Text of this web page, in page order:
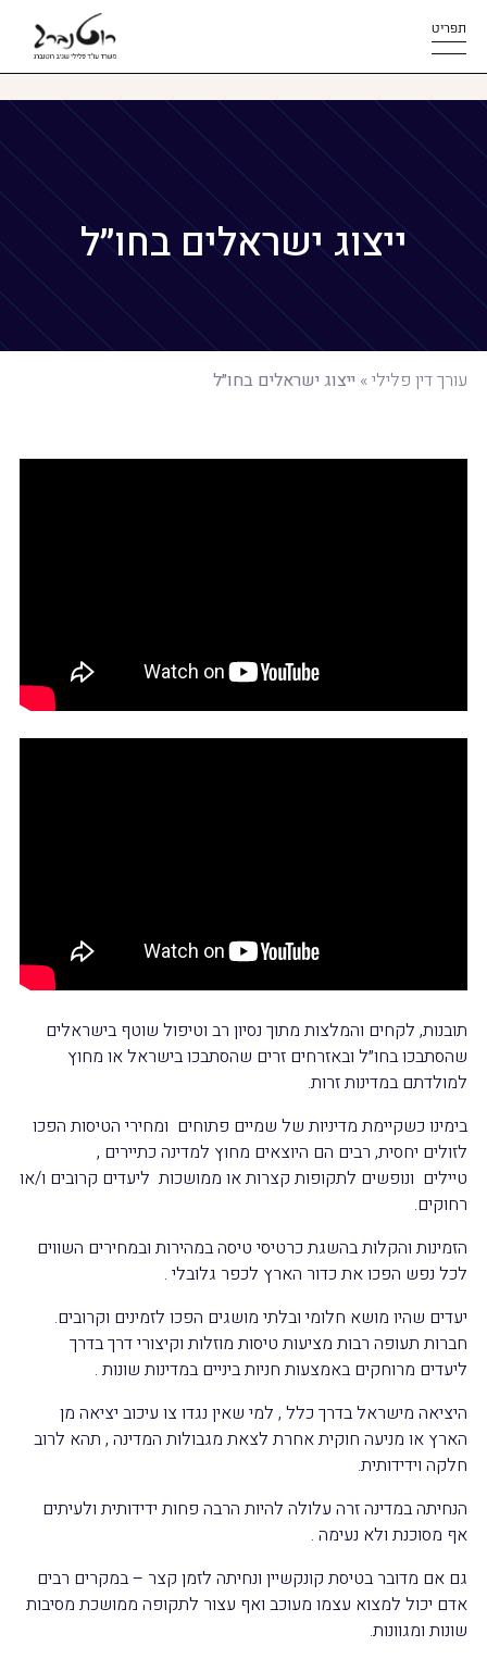
תפריט
ייצוג ישראלים בחו״ל
עורך דין פלילי» ייצוג ישראלים בחו״ל
תובנות, לקחים והמלצות מתוך נסיון רב וטיפול שוטף בישראלים
שהסתבכו בחו״ל ובאזרחים זרים שהסתבכו בישראל או מחוץ
למולדתם במדינות זרות.
בימינו כשקיימת מדיניות של שמיים פתוחים ומחירי הטיסות הפכו
לזולים יחסית, רבים הם היוצאים מחוץ למדינה כתיירים ,
טיילים ונופשים לתקופות קצרות או ממושכות ליעדים קרובים ו/או
רחוקים.
הזמינות והקלות בהשגת כרטיסי טיסה במהירות ובמחירים השווים
לכל נפש הפכו את כדור הארץ לכפר גלובלי .
יעדים שהיו מושא חלומי ובלתי מושגים הפכו לזמינים וקרובים.
חברות תעופה רבות מציעות טיסות מוזלות וקיצורי דרך בדרך
ליעדים מרוחקים באמצעות חניות ביניים במדינות שונות .
היציאה מישראל בדרך כלל , למי שאין נגדו צו עיכוב יציאה מן
הארץ או מניעה חוקית אחרת לצאת מגבולות המדינה , תהא לרוב
חלקה וידידותית.
הנחיתה במדינה זרה עלולה להיות הרבה פחות ידידותית ולעיתים
אף מסוכנת ולא נעימה .
גם אם מדובר בטיסת קונקשיין ונחיתה לזמן קצר – במקרים רבים
אדם יכול למצוא עצמו מעוכב ואף עצור לתקופה ממושכת מסיבות
שונות ומגוונות.